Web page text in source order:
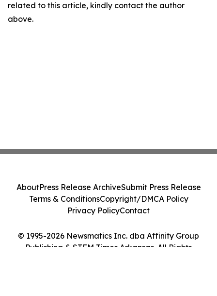
related to this article, kindly contact the author
above.
© 1995-2026 Newsmatics Inc. dba Affinity Group
Publishing & STEM Times Arkansas. All Rights
AboutPress Release ArchiveSubmit Press Release
Terms & ConditionsCopyright/DMCA Policy
Privacy PolicyContact